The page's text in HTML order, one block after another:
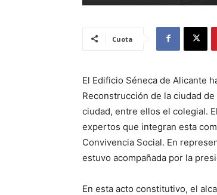
Cuota
El Edificio Séneca de Alicante
Reconstrucción de la ciudad
ciudad, entre ellos el colegial.
expertos que integran esta
Convivencia Social. En
estuvo acompañada por la
En esta acto constitutivo, el